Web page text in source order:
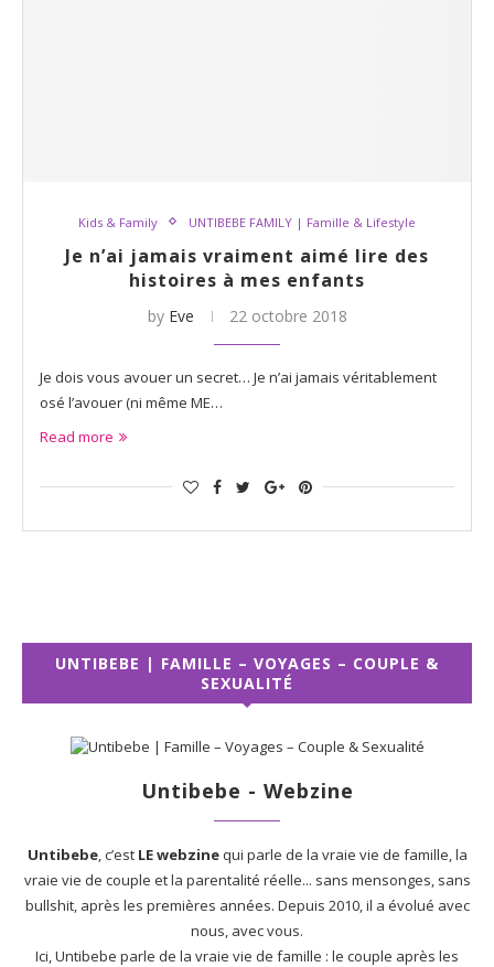
Kids & Family UNTIBEBE FAMILY | Famille & Lifestyle
Je n’ai jamais vraiment aimé lire des
histoires à mes enfants
by Eve 22 octobre 2018
Je dois vous avouer un secret… Je n’ai jamais véritablement
osé l’avouer (ni même ME…
Read more
UNTIBEBE | FAMILLE – VOYAGES – COUPLE &
SEXUALITÉ
Untibebe - Webzine
Untibebe, c’est LE webzinequi parle de la vraie vie de famille, la
vraie vie de couple et la parentalité réelle... sans mensonges, sans
bullshit, après les premières années. Depuis 2010, il a évolué avec
nous, avec vous.
Ici, Untibebe parle de la vraie vie de famille : le couple après les